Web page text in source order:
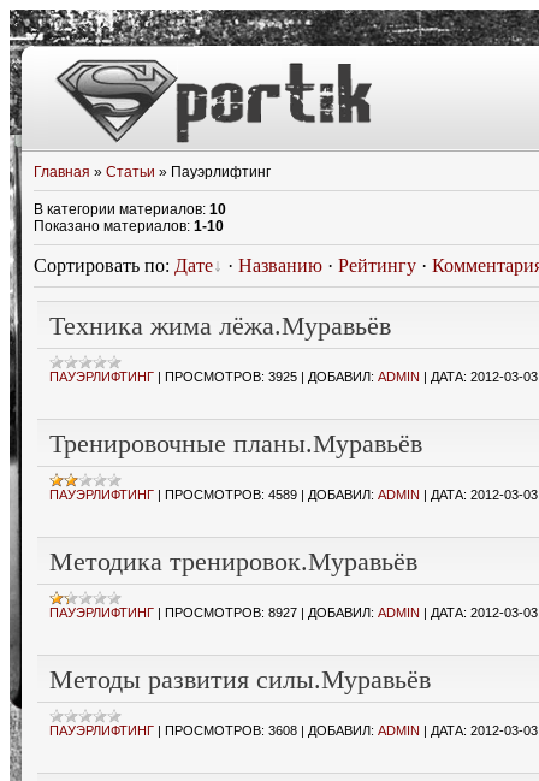
Главная » Статьи » Пауэрлифтинг
В категории материалов: 10
Показано материалов: 1-10
Сортировать по: Дате · Названию · Рейтингу ·
Техника жима лёжа.Муравьёв
ПАУЭРЛИФТИНГ | ПРОСМОТРОВ: 3925 | ДОБАВИЛ: ADMIN | ДАТА: 2012-03-03
Тренировочные планы.Муравьёв
ПАУЭРЛИФТИНГ | ПРОСМОТРОВ: 4589 | ДОБАВИЛ: ADMIN | ДАТА: 2012-03-03
Методика тренировок.Муравьёв
ПАУЭРЛИФТИНГ | ПРОСМОТРОВ: 8927 | ДОБАВИЛ: ADMIN | ДАТА: 2012-03-03
Методы развития силы.Муравьёв
ПАУЭРЛИФТИНГ | ПРОСМОТРОВ: 3608 | ДОБАВИЛ: ADMIN | ДАТА: 2012-03-03